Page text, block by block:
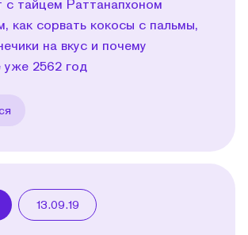
тайцем Раттанапхоном
как сорвать кокосы с пальмы,
на вкус и почему
уже 2562 год
13.09.19